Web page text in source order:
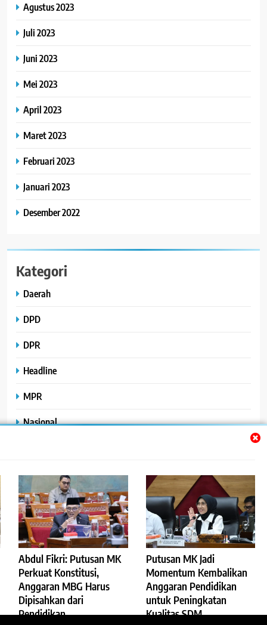
Abdul Fikri: Putusan MK
Perkuat Konstitusi,
Anggaran MBG Harus
Dipisahkan dari
Pendidikan
Putusan MK Jadi
Momentum Kembalikan
Anggaran Pendidikan
untuk Peningkatan
Kualitas SDM
Agustus 2023
Juli 2023
Juni 2023
Mei 2023
April 2023
Maret 2023
Februari 2023
Januari 2023
Desember 2022
Kategori
Daerah
DPD
DPR
Headline
MPR
Nasional
Polhukam
Uncategorized
©2023 ReportaseBisnis.
Redaksi
Pedoman Pemberitaan Media Siber
Privacy Policy
Disclaimer